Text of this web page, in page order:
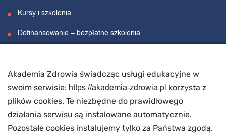
Kursy i szkolenia
Dofinansowanie – bezpłatne szkolenia
O nas
O nas
Akademia Zdrowia świadcząc usługi edukacyjne w
swoim serwisie: https://akademia-zdrowia.pl korzysta z
plików cookies. Te niezbędne do prawidłowego
działania serwisu są instalowane automatycznie.
Pozostałe cookies instalujemy tylko za Państwa zgodą.